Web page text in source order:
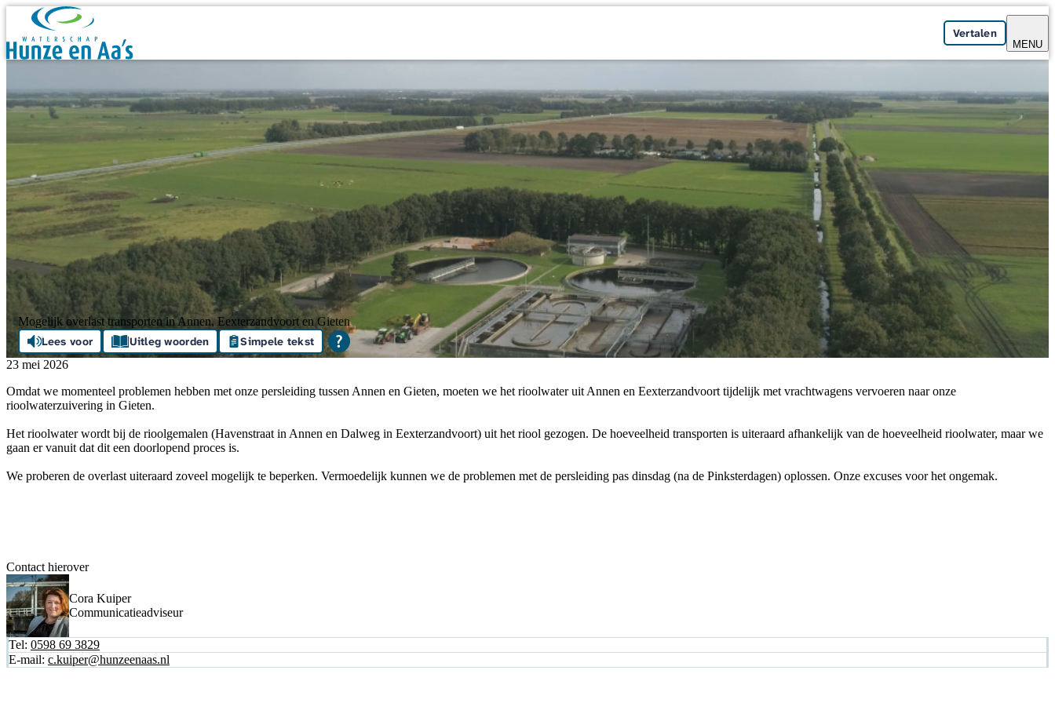
Skip navigation
Vertalen
MENU
Mogelijk overlast transporten in Annen, Eexterzandvoort en Gieten
Lees voor Uitleg woorden Simpele tekst
23 mei 2026
Omdat we momenteel problemen hebben met onze persleiding tussen Annen en Gieten, moeten we het rioolwater uit Annen en Eexterzandvoort tijdelijk met vrachtwagens vervoeren naar onze
rioolwaterzuivering in Gieten.
Het rioolwater wordt bij de rioolgemalen (Havenstraat in Annen en Dalweg in Eexterzandvoort) uit het riool gezogen. De hoeveelheid transporten is uiteraard afhankelijk van de hoeveelheid rioolwater, maar we
gaan er vanuit dat dit een doorlopend proces is.
We proberen de overlast uiteraard zoveel mogelijk te beperken. Vermoedelijk kunnen we de problemen met de persleiding pas dinsdag (na de Pinksterdagen) oplossen. Onze excuses voor het ongemak.
Contact hierover
Cora Kuiper
Communicatieadviseur
Tel: 0598 69 3829
E-mail: c.kuiper@hunzeenaas.nl